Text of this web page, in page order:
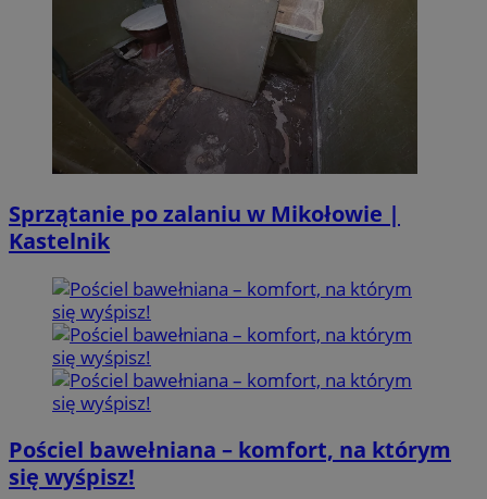
Sprzątanie po zalaniu w Mikołowie |
Kastelnik
Pościel bawełniana – komfort, na którym
się wyśpisz!